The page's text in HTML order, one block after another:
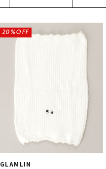
ギフトラッピング
アフターサポート
下取り保証について
よくある質問
ニュース
GLAMLIN
20%OFF